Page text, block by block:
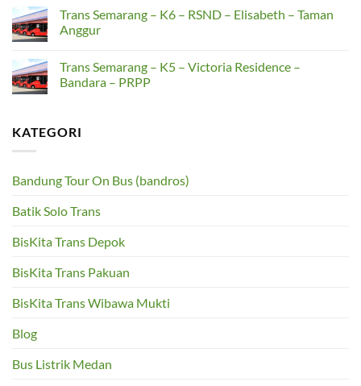
Kapal
–
Cangkiran
–
Simpang
Lima
on
Trans
Semarang
–
Terboyo
–
Trans Semarang – K6 – RSND – Elisabeth – Taman
Anggur
on
Trans
Semarang
RSND
–
Anggur
Trans Semarang – K5 – Victoria Residence –
Bandara – PRPP
Trans
Semarang
Victoria
Bandara
KATEGORI
Bandung Tour On Bus (bandros)
Batik Solo Trans
BisKita Trans Depok
BisKita Trans Pakuan
BisKita Trans Wibawa Mukti
Blog
Bus Listrik Medan